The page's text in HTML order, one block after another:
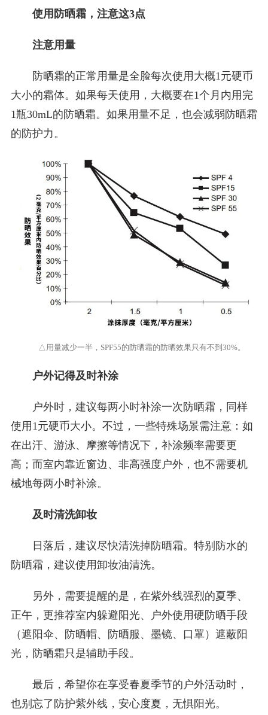
使用防晒霜，注意这3点
注意用量
防晒霜的正常用量是全脸每次使用大概1元硬币
大小的霜体。如果每天使用，大概要在1个月内用完
1瓶30mL的防晒霜。如果用量不足，也会减弱防晒霜
的防护力。
△用量减少一半，SPF55的防晒霜的防晒效果只有不到30%。
户外记得及时补涂
户外时，建议每两小时补涂一次防晒霜，同样
使用1元硬币大小。不过，一些特殊场景需注意：如
在出汗、游泳、摩擦等情况下，补涂频率需要更
高；而室内靠近窗边、非高强度户外，也不需要机
械地每两小时补涂。
及时清洗卸妆
日落后，建议尽快清洗掉防晒霜。特别防水的
防晒霜，建议使用卸妆油清洗。
另外，需要提醒的是，在紫外线强烈的夏季、
正午，更推荐室内躲避阳光、户外使用硬防晒手段
（遮阳伞、防晒帽、防晒服、墨镜、口罩）遮蔽阳
光，防晒霜只是辅助手段。
最后，希望你在享受春夏季节的户外活动时，
也别忘了防护紫外线，安心度夏，无惧阳光。